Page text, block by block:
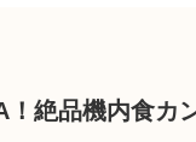
絶品機内食カ